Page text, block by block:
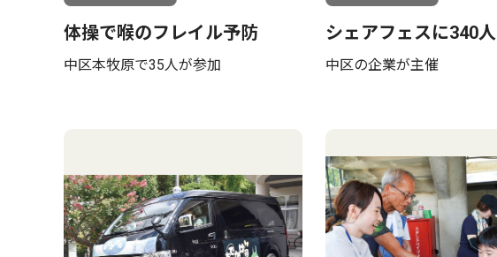
体操で喉のフレイル予防
中区本牧原で35人が参加
シェアフェスに340人
中区の企業が主催